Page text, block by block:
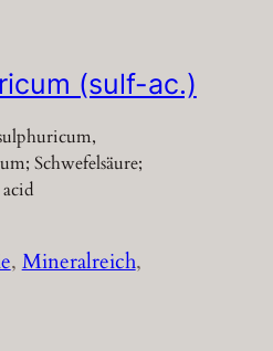
(sulf-ac.)
Schwefelsäure;
, Mineralreich